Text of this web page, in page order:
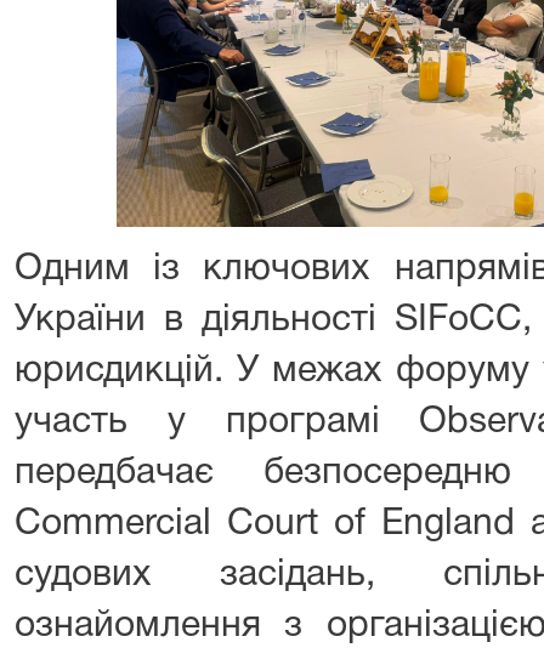
Одним із ключових
України в діяльності
юрисдикцій. У межах форуму
участь у програмі
передбачає
Commercial Court of England
судових засідань,
ознайомлення з